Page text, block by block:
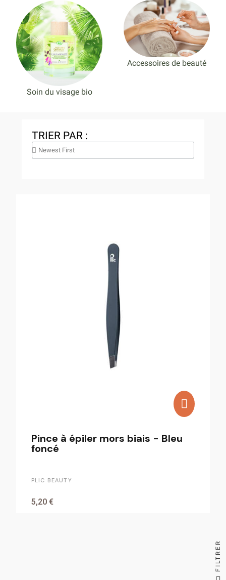
Soin du visage bio
Accessoires de beauté
TRIER PAR :
Pince à épiler mors biais - Bleu
foncé
PLIC BEAUTY
5,20 €
FILTRER